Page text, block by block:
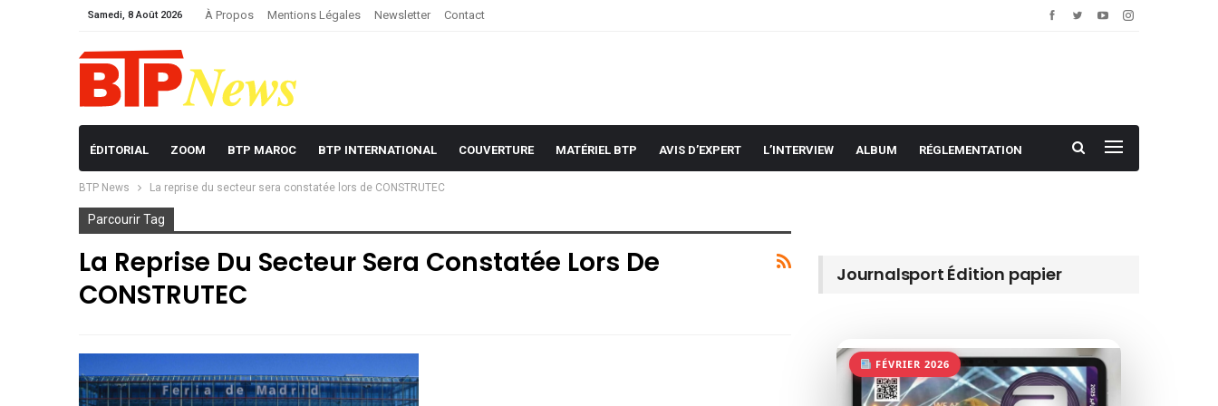
Samedi, 8 Août 2026 À Propos Mentions Légales Newsletter Contact
ÉDITORIAL ZOOM BTP MAROC BTP INTERNATIONAL COUVERTURE MATÉRIEL BTP AVIS D’EXPERT L’INTERVIEW ALBUM RÉGLEMENTATION
BTP News La reprise du secteur sera constatée lors de CONSTRUTEC
Parcourir Tag
La Reprise Du Secteur Sera Constatée Lors De
CONSTRUTEC
Journalsport Édition papier
FÉVRIER 2026